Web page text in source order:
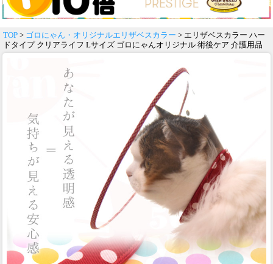
TOP > ゴロにゃん・オリジナルエリザベスカラー > エリザベスカラー ハー
ドタイプ クリアライフ Lサイズ ゴロにゃんオリジナル 術後ケア 介護用品